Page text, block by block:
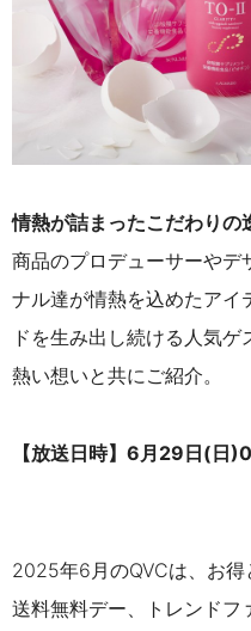
情熱が詰まったこだわりの
商品のプロデューサーやデ
ナル達が情熱を込めたアイ
ドを生み出し続ける人気
熱い想いと共にご紹介。
【放送日時】6月29日(
2025年6月のQVCは、お得
送料無料デー、トレンドフ